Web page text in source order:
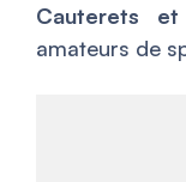
Cauterets et
amateurs de